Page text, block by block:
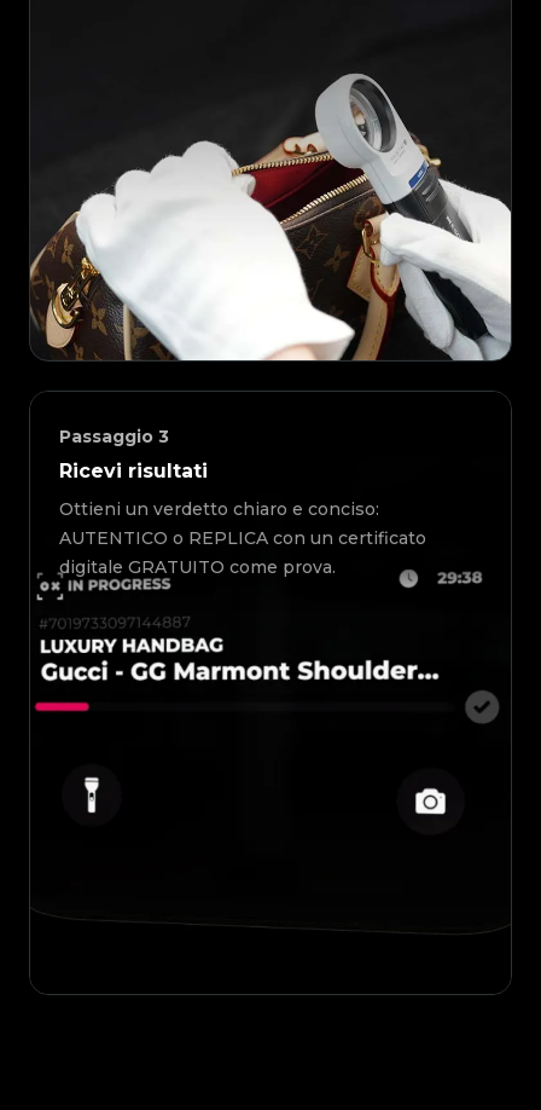
Passaggio 3
Ricevi risultati
Ottieni un verdetto chiaro e conciso:
AUTENTICO o REPLICA con un certificato
digitale GRATUITO come prova.